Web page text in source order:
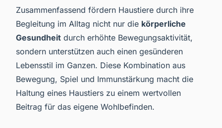
Zusammenfassend fördern Haustiere durch ihre
Begleitung im Alltag nicht nur die körperliche
Gesundheit durch erhöhte Bewegungsaktivität,
sondern unterstützen auch einen gesünderen
Lebensstil im Ganzen. Diese Kombination aus
Bewegung, Spiel und Immunstärkung macht die
Haltung eines Haustiers zu einem wertvollen
Beitrag für das eigene Wohlbefinden.